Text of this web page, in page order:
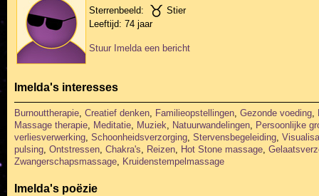
Sterrenbeeld:
Stier
Leeftijd: 74 jaar
Stuur Imelda een bericht
Imelda's interesses
Burnouttherapie, Creatief denken, Familieopstellingen, Gezonde voeding,
Massage therapie, Meditatie, Muziek, Natuurwandelingen, Persoonlijke
verliesverwerking, Schoonheidsverzorging, Stervensbegeleiding,
pulsing, Ontstressen, Chakra's, Reizen, Hot Stone massage,
Zwangerschapsmassage, Kruidenstempelmassage
Imelda's poëzie